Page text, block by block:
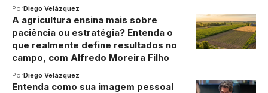
PorDiego Velázquez
A agricultura ensina mais sobre
paciência ou estratégia? Entenda o
que realmente define resultados no
campo, com Alfredo Moreira Filho
PorDiego Velázquez
Entenda como sua imagem pessoal